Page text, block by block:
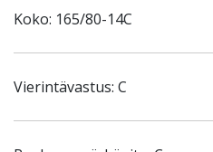
Koko: 165/80-14C
Vierintävastus: C